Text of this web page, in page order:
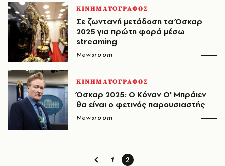
ΚΙΝΗΜΑΤΟΓΡΑΦΟΣ
Σε ζωντανή μετάδοση τα Όσκαρ
2025 για πρώτη φορά μέσω
streaming
Newsroom
ΚΙΝΗΜΑΤΟΓΡΑΦΟΣ
Όσκαρ 2025: Ο Κόναν Ο' Μπράιεν
θα είναι ο φετινός παρουσιαστής
Newsroom
1 2